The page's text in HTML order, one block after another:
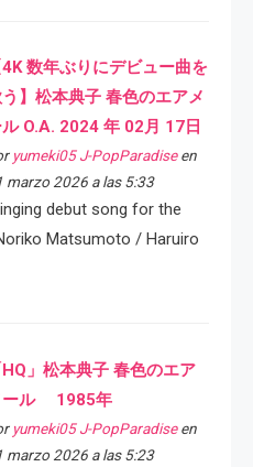
4K 数年ぶりにデビュー曲を
】松本典子 春色のエアメ
O.A. 2024 年 02月 17日
yumeki05 J-PopParadiseen
marzo 2026 a las 5:33
debut song for the
Matsumoto / Haruiro
HQ」松本典子 春色のエア
ール 1985年
yumeki05 J-PopParadiseen
marzo 2026 a las 5:23